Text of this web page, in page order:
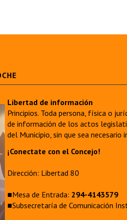
Libertad de información
Principios. Toda persona, física o
de información de los actos
del Municipio, sin que sea
¡Conectate con el Concejo!
Dirección: Libertad 80
■Mesa de Entrada: 294-4143579
■Subsecretaría de Comunicación